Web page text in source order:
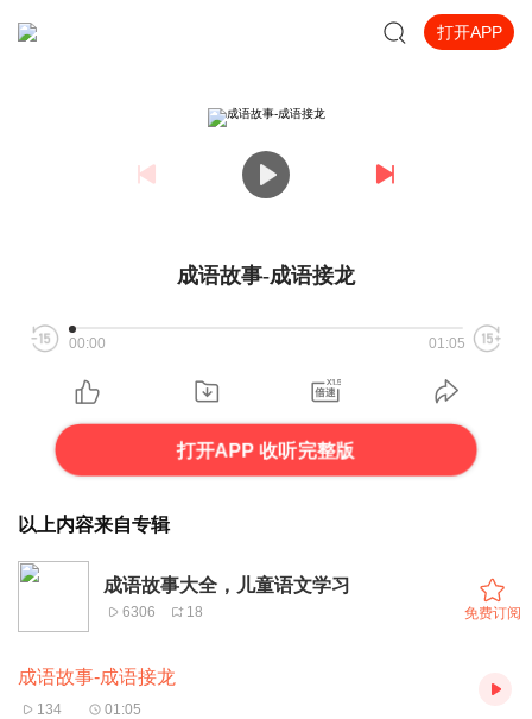
打开APP
成语故事-成语接龙
00:00 01:05
打开APP 收听完整版
以上内容来自专辑
成语故事大全，儿童语文学习
6306 18 免费订阅
成语故事-成语接龙
134 01:05